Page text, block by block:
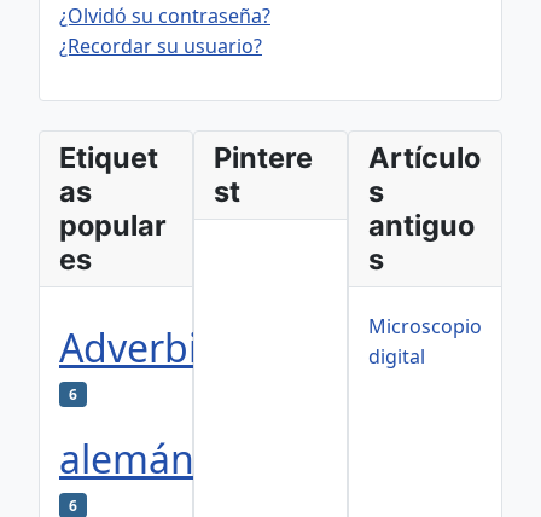
¿Olvidó su contraseña?
¿Recordar su usuario?
Etiquet
as
popular
es
Adverbios
6
alemán
6
Pintere
st
Artículo
s
antiguo
s
Microscopio
digital